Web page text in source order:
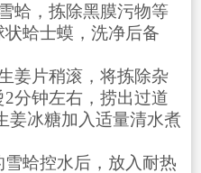
蛤，拣除黑膜污物等
蛤士蟆，洗净后备
姜片稍滚，将拣除杂
分钟左右，捞出过道
姜冰糖加入适量清水煮
蛤控水后，放入耐热